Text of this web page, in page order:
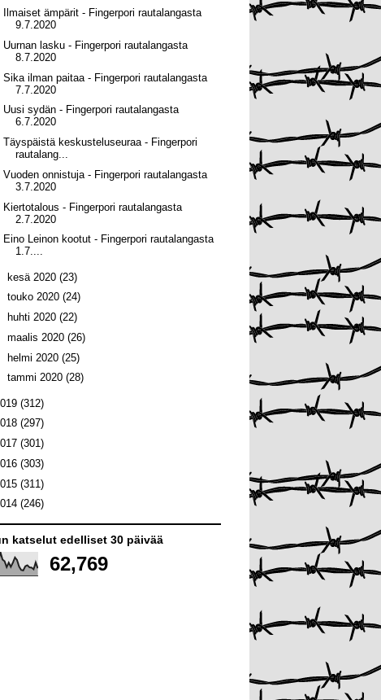
Ilmaiset ämpärit - Fingerpori rautalangasta
9.7.2020
Uurnan lasku - Fingerpori rautalangasta
8.7.2020
Sika ilman paitaa - Fingerpori rautalangasta
7.7.2020
Uusi sydän - Fingerpori rautalangasta
6.7.2020
Täyspäistä keskusteluseuraa - Fingerpori
rautalang...
Vuoden onnistuja - Fingerpori rautalangasta
3.7.2020
Kiertotalous - Fingerpori rautalangasta
2.7.2020
Eino Leinon kootut - Fingerpori rautalangasta
1.7....
kesä 2020 (23)
touko 2020 (24)
huhti 2020 (22)
maalis 2020 (26)
helmi 2020 (25)
tammi 2020 (28)
(312)
(297)
(301)
(303)
(311)
(246)
katselut edelliset 30 päivää
62,769